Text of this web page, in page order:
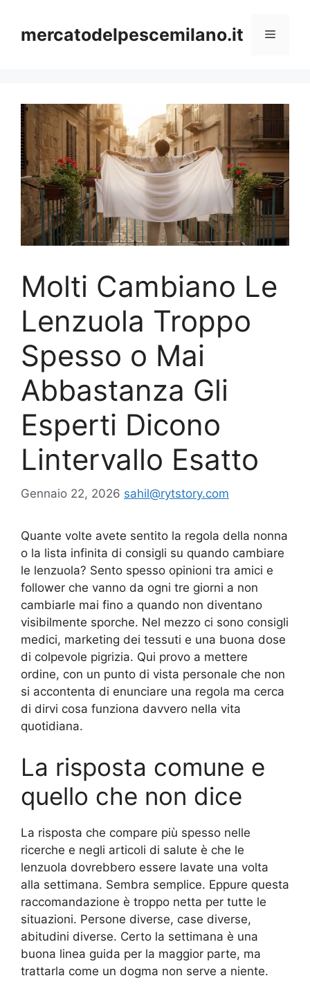
contenuto
mercatodelpescemilano.it Menu
Molti Cambiano Le
Lenzuola Troppo
Spesso o Mai
Abbastanza Gli
Esperti Dicono
Lintervallo Esatto
Gennaio 22, 2026 sahil@rytstory.com
Quante volte avete sentito la regola della nonna
o la lista infinita di consigli su quando cambiare
le lenzuola? Sento spesso opinioni tra amici e
follower che vanno da ogni tre giorni a non
cambiarle mai fino a quando non diventano
visibilmente sporche. Nel mezzo ci sono consigli
medici, marketing dei tessuti e una buona dose
di colpevole pigrizia. Qui provo a mettere
ordine, con un punto di vista personale che non
si accontenta di enunciare una regola ma cerca
di dirvi cosa funziona davvero nella vita
quotidiana.
La risposta comune e
quello che non dice
La risposta che compare più spesso nelle
ricerche e negli articoli di salute è che le
lenzuola dovrebbero essere lavate una volta
alla settimana. Sembra semplice. Eppure questa
raccomandazione è troppo netta per tutte le
situazioni. Persone diverse, case diverse,
abitudini diverse. Certo la settimana è una
buona linea guida per la maggior parte, ma
trattarla come un dogma non serve a niente.